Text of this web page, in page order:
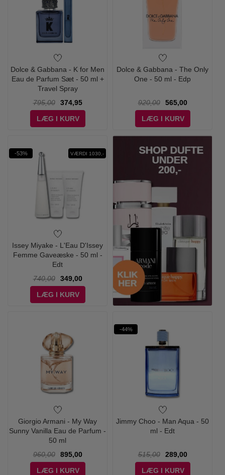
Dolce & Gabbana - K for Men
Eau de Parfum Sæt - 50 ml +
Travel Spray
795,00
374,95
LÆG I KURV
Dolce & Gabbana - The Only
One - 50 ml - Edp
920,00
565,00
LÆG I KURV
-53% VÆRDI 1030,-
Issey Miyake - L'Eau D'Issey
Femme Gaveæske - 50 ml -
Edt
740,00
349,00
LÆG I KURV
Giorgio Armani - My Way
Sunny Vanilla Eau de Parfum -
50 ml
960,00
895,00
LÆG I KURV
-44%
Jimmy Choo - Man Aqua - 50
ml - Edt
515,00
289,00
LÆG I KURV